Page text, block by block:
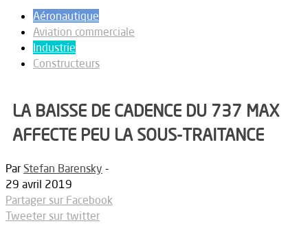
Aéronautique
Aviation commerciale
Industrie
Constructeurs
LA BAISSE DE CADENCE DU 737 MAX
AFFECTE PEU LA SOUS-TRAITANCE
Par Stefan Barensky -
29 avril 2019
Partager sur Facebook
Tweeter sur twitter